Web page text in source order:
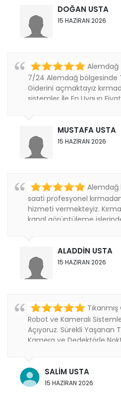
DOĞAN USTA
15 HAZİRAN 2026
7/24 Alemdağ bölgesinde
Giderini açmaktayız
sistemler İle En Uygun Fiyata
MUSTAFA USTA
15 HAZİRAN 2026
Alemdağ
saati profesyonel kırmadan
hizmeti vermekteyiz.
kanal görüntüleme
ALADDİN USTA
15 HAZİRAN 2026
Tıkanmış
Robot ve Kameralı
Açıyoruz. Sürekli Yaşanan
Kamera ve Dedektörle
SALİM USTA
15 HAZİRAN 2026